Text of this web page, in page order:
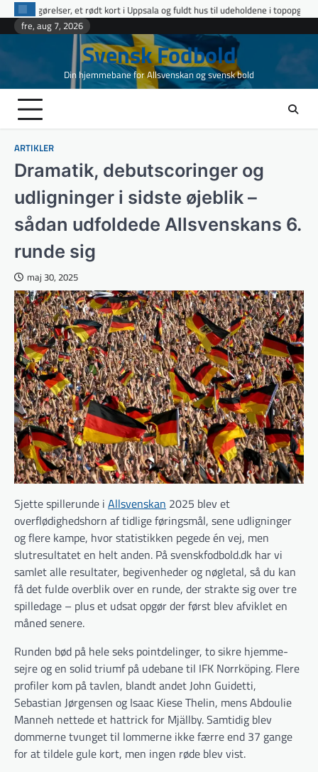
Skipi Uppsala og fuldt hus til udeholdene i topopgør
Ettan Norra runde 9:
fre, aug 7, 2026
Svensk Fodbold
Din hjemmebane for Allsvenskan og svensk bold
ARTIKLER
Dramatik, debutscoringer og
udligninger i sidste øjeblik –
sådan udfoldede Allsvenskans 6.
runde sig
maj 30, 2025
Sjette spillerunde i Allsvenskan 2025 blev et
overflødighedshorn af tidlige føringsmål, sene udligninger
og flere kampe, hvor statistikken pegede én vej, men
slutresultatet en helt anden. På svenskfodbold.dk har vi
samlet alle resultater, begivenheder og nøgletal, så du kan
få det fulde overblik over en runde, der strakte sig over tre
spilledage – plus et udsat opgør der først blev afviklet en
måned senere.
Runden bød på hele seks pointdelinger, to sikre hjemme­
sejre og en solid triumf på udebane til IFK Norrköping. Flere
profiler kom på tavlen, blandt andet John Guidetti,
Sebastian Jørgensen og Isaac Kiese Thelin, mens Abdoulie
Manneh nettede et hattrick for Mjällby. Samtidig blev
dommerne tvunget til lommerne ikke færre end 37 gange
for at tildele gule kort, men ingen røde blev vist.